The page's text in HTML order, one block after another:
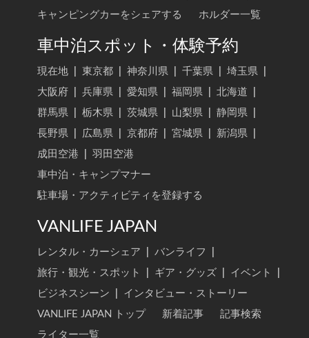
キャンピングカーをシェアする
ホルダー一覧
車中泊スポット・体験予約
現在地 東京都 神奈川県 千葉県 埼玉県
大阪府
兵庫県 愛知県 福岡県 北海道
群馬県
栃木県 茨城県 山梨県 静岡県
長野県
広島県 京都府 宮城県 新潟県
成田空港
羽田空港
車中泊・キャンプマナー
駐車場・アクティビティを登録する
VANLIFE JAPAN
レンタル・カーシェア バンライフ
旅行・観光・スポット
ギア・グッズ イベント
ビジネスシーン
インタビュー・ストーリー
VANLIFE JAPAN トップ
新着記事
記事検索
ライター一覧